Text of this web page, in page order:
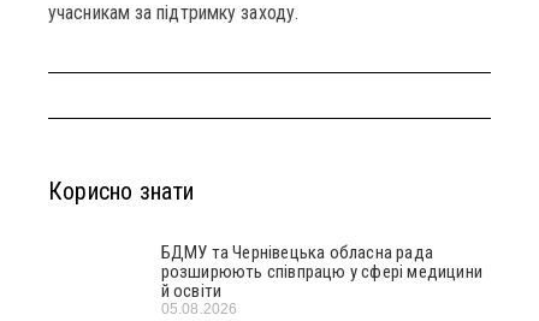
учасникам за підтримку заходу.
Корисно знати
БДМУ та Чернівецька обласна рада
розширюють співпрацю у сфері медицини
й освіти
05.08.2026